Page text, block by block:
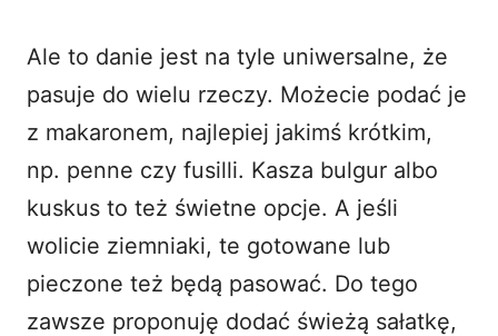
Ale to danie jest na tyle uniwersalne, że
pasuje do wielu rzeczy. Możecie podać je
z makaronem, najlepiej jakimś krótkim,
np. penne czy fusilli. Kasza bulgur albo
kuskus to też świetne opcje. A jeśli
wolicie ziemniaki, te gotowane lub
pieczone też będą pasować. Do tego
zawsze proponuję dodać świeżą sałatkę,